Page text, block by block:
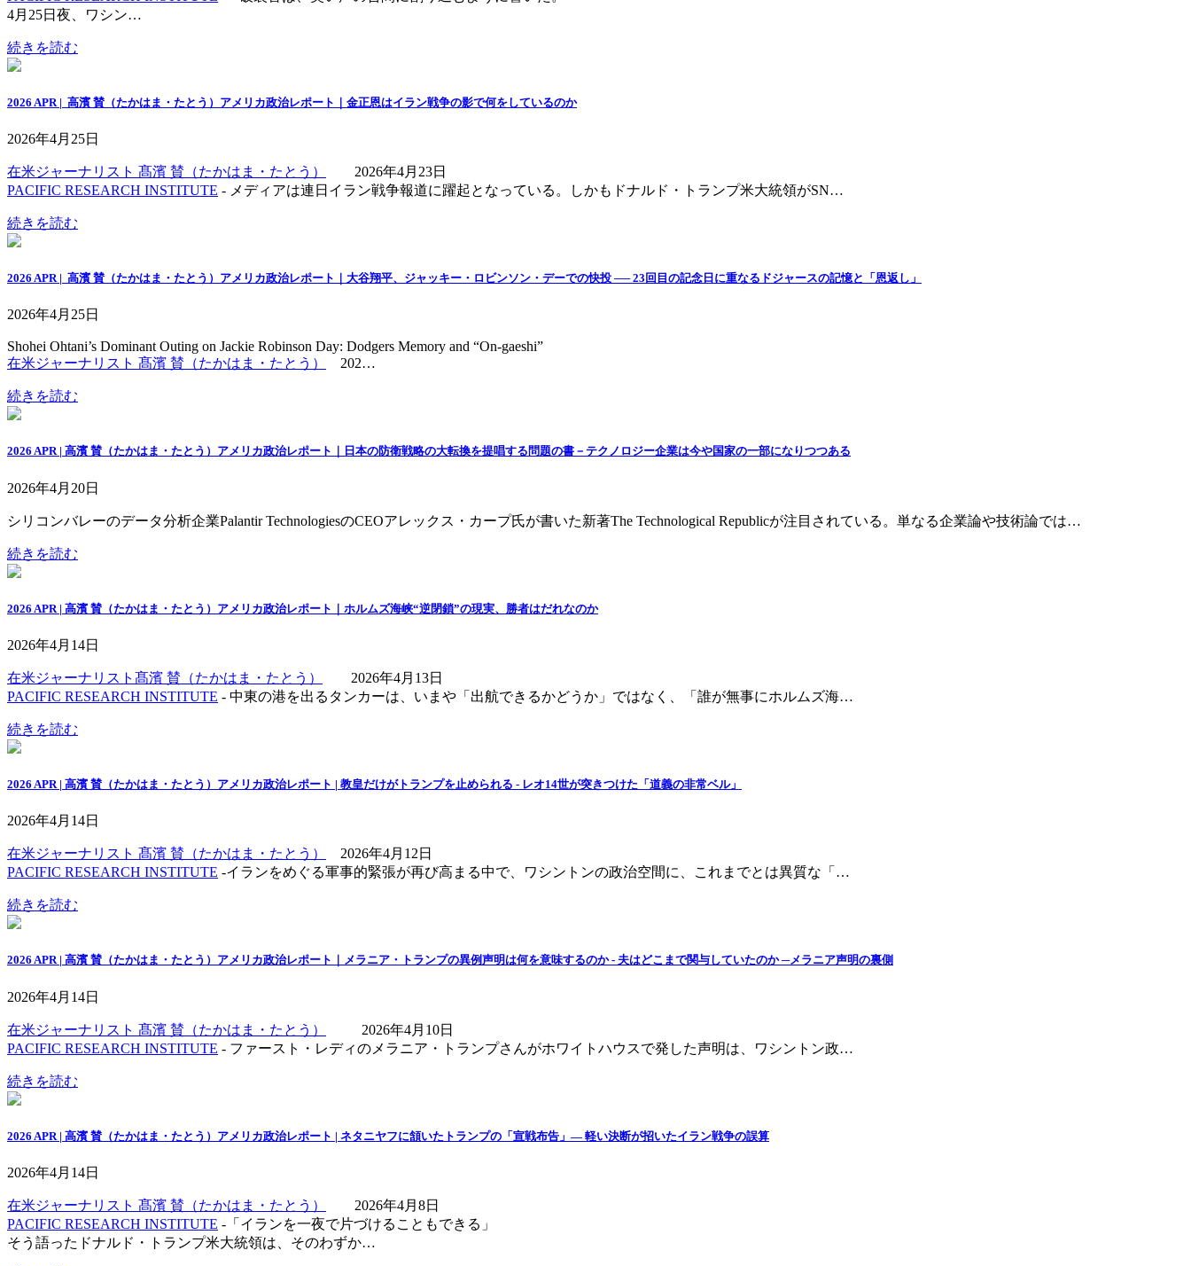
4月25日夜、ワシン…
続きを読む
2026 APR | 高濱 賛（たかはま・たとう）アメリカ政治レポート｜金正恩はイラン戦争の影で何をしているのか
2026年4月25日
在米ジャーナリスト 髙濱 賛（たかはま・たとう）
2026年4月23日
PACIFIC RESEARCH INSTITUTE - メディアは連日イラン戦争報道に躍起となっている。しかもドナルド・トランプ米大統領がSN…
続きを読む
2026 APR | 高濱 賛（たかはま・たとう）アメリカ政治レポート｜大谷翔平、ジャッキー・ロビンソン・デーでの快投 ── 23回目の記念日に重なるドジャースの記憶と「恩返し」
2026年4月25日
Shohei Ohtani’s Dominant Outing on Jackie Robinson Day: Dodgers Memory and “On-gaeshi”
在米ジャーナリスト 髙濱 賛（たかはま・たとう）
202…
続きを読む
2026 APR | 高濱 賛（たかはま・たとう）アメリカ政治レポート｜日本の防衛戦略の大転換を提唱する問題の書－テクノロジー企業は今や国家の一部になりつつある
2026年4月20日
シリコンバレーのデータ分析企業Palantir TechnologiesのCEOアレックス・カープ氏が書いた新著The Technological Republicが注目されている。単なる企業論や技術論では…
続きを読む
2026 APR | 高濱 賛（たかはま・たとう）アメリカ政治レポート｜ホルムズ海峡“逆閉鎖”の現実、勝者はだれなのか
2026年4月14日
在米ジャーナリスト髙濱 賛（たかはま・たとう）
2026年4月13日
PACIFIC RESEARCH INSTITUTE - 中東の港を出るタンカーは、いまや「出航できるかどうか」ではなく、「誰が無事にホルムズ海…
続きを読む
2026 APR | 高濱 賛（たかはま・たとう）アメリカ政治レポート | 教皇だけがトランプを止められる - レオ14世が突きつけた「道義の非常ベル」
2026年4月14日
在米ジャーナリスト 髙濱 賛（たかはま・たとう）
2026年4月12日
PACIFIC RESEARCH INSTITUTE -イランをめぐる軍事的緊張が再び高まる中で、ワシントンの政治空間に、これまでとは異質な「…
続きを読む
2026 APR | 高濱 賛（たかはま・たとう）アメリカ政治レポート｜メラニア・トランプの異例声明は何を意味するのか - 夫はどこまで関与していたのか ─メラニア声明の裏側
2026年4月14日
在米ジャーナリスト 髙濱 賛（たかはま・たとう）
2026年4月10日
PACIFIC RESEARCH INSTITUTE - ファースト・レディのメラニア・トランプさんがホワイトハウスで発した声明は、ワシントン政…
続きを読む
2026 APR | 高濱 賛（たかはま・たとう）アメリカ政治レポート | ネタニヤフに頷いたトランプの「宣戦布告」― 軽い決断が招いたイラン戦争の誤算
2026年4月14日
在米ジャーナリスト 髙濱 賛（たかはま・たとう）
2026年4月8日
PACIFIC RESEARCH INSTITUTE -「イランを一夜で片づけることもできる」
そう語ったドナルド・トランプ米大統領は、そのわずか…